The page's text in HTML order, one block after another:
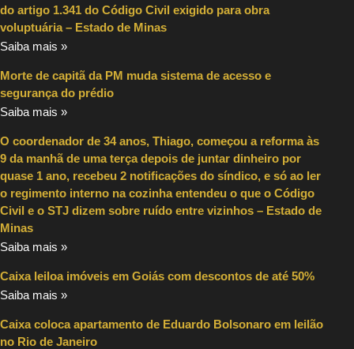
do artigo 1.341 do Código Civil exigido para obra
voluptuária – Estado de Minas
Saiba mais »
Morte de capitã da PM muda sistema de acesso e
segurança do prédio
Saiba mais »
O coordenador de 34 anos, Thiago, começou a reforma às
9 da manhã de uma terça depois de juntar dinheiro por
quase 1 ano, recebeu 2 notificações do síndico, e só ao ler
o regimento interno na cozinha entendeu o que o Código
Civil e o STJ dizem sobre ruído entre vizinhos – Estado de
Minas
Saiba mais »
Caixa leiloa imóveis em Goiás com descontos de até 50%
Saiba mais »
Caixa coloca apartamento de Eduardo Bolsonaro em leilão
no Rio de Janeiro